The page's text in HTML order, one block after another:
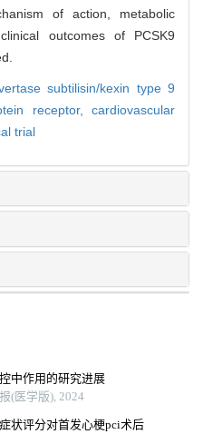
of action, metabolic
outcomes of PCSK9
subtilisin/kexin type 9
receptor,cardiovascular
trial
中作用的研究进展
(医学版), 2024
状评分对首发心梗pci术后